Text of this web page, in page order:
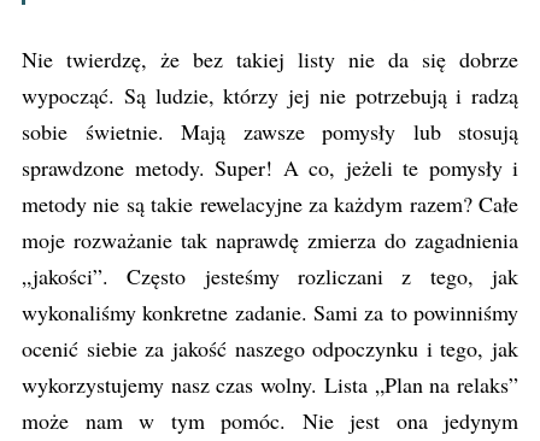
Nie twierdzę, że bez takiej listy nie da się dobrze
wypocząć. Są ludzie, którzy jej nie potrzebują i radzą
sobie świetnie. Mają zawsze pomysły lub stosują
sprawdzone metody. Super! A co, jeżeli te pomysły i
metody nie są takie rewelacyjne za każdym razem? Całe
moje rozważanie tak naprawdę zmierza do zagadnienia
„jakości”. Często jesteśmy rozliczani z tego, jak
wykonaliśmy konkretne zadanie. Sami za to powinniśmy
ocenić siebie za jakość naszego odpoczynku i tego, jak
wykorzystujemy nasz czas wolny. Lista „Plan na relaks”
może nam w tym pomóc. Nie jest ona jedynym